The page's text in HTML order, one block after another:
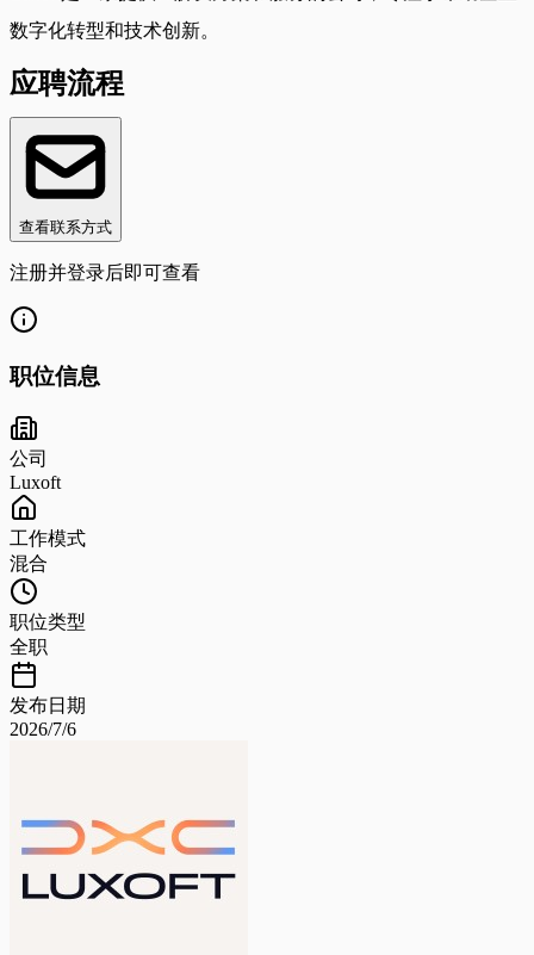
数字化转型和技术创新。
应聘流程
查看联系方式
注册并登录后即可查看
职位信息
公司
Luxoft
工作模式
混合
职位类型
全职
发布日期
2026/7/6